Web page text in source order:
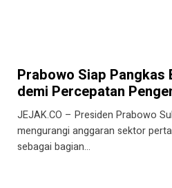
Prabowo Siap Pangkas
demi Percepatan
JEJAK.CO – Presiden Prabowo
mengurangi anggaran sektor
sebagai bagian…